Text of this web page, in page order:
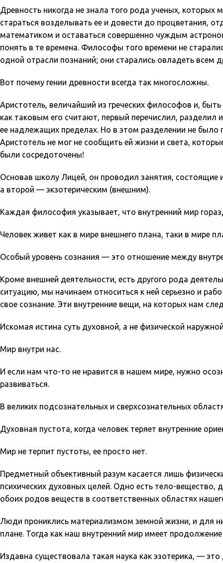
Древность никогда не знала того рода ученых,
стараться возделывать ее и довести до процветания,
математиком и оставаться совершенно чуждым
понять в те времена. Философы того времени не
одной отрасли познаний; они старались овладеть всем
Вот почему гении древности всегда так многосложны.
Аристотель, величайший из греческих философов и,
как таковым его считают, первый перечислил,
ее надлежащих пределах. Но в этом разделении не было
Аристотель не мог не сообщить ей жизни и света,
были сосредоточены!
Основав школу Лицей, он проводил занятия, состоящие
а второй — экзотерическим (внешним).
Каждая философия указывает, что внутренний мир
Человек живет как в мире внешнего плана, таки в мире
Особый уровень сознания — это отношение между
Кроме внешней деятельности, есть другого рода
ситуацию, мы начинаем относиться к ней серьезно и
свое сознание. Эти внутренние вещи, на которых нам
Искомая истина суть духовной, а не физической
Мир внутри нас.
И если нам что-то не нравится в нашем мире, нужно
развиваться.
В великих подсознательных и сверхсознательных
Духовная пустота, когда человек теряет внутренние
Мир не терпит пустоты, ее просто нет.
Предметный объективный разум касается лишь
психических духовных целей. Одно есть тело-
обоих родов веществ в соответственных областях
Люди прониклись материализмом земной жизни, и для
плане. Тогда как наш внутренний мир имеет
Издавна существовала такая наука как эзотерика, —